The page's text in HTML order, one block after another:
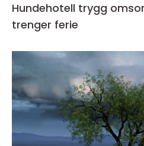
Hundehotell trygg omsorg når hunden
trenger ferie